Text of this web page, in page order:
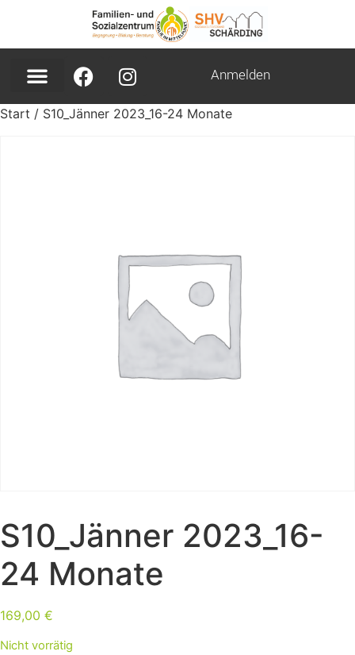
Anmelden
Start / S10_Jänner 2023_16-24 Monate
S10_Jänner 2023_16-
24 Monate
169,00 €
Nicht vorrätig